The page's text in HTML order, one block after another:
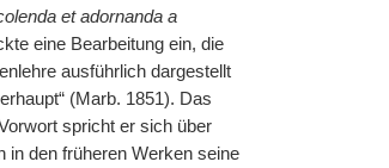
et adornanda a
eine Bearbeitung ein, die
ausführlich dargestellt
(Marb. 1851). Das
spricht er sich über
in den früheren Werken seine